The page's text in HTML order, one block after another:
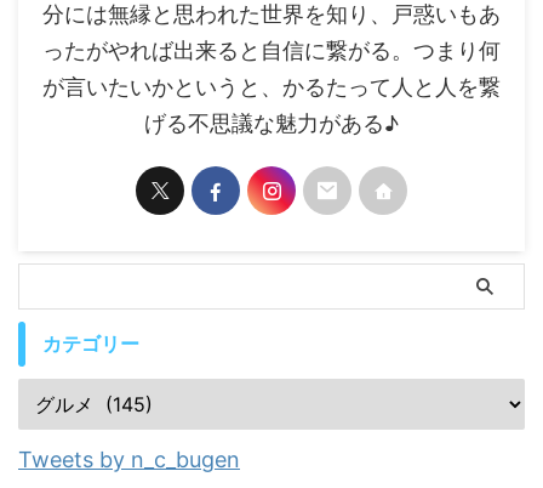
分には無縁と思われた世界を知り、戸惑いもあ
ったがやれば出来ると自信に繋がる。つまり何
が言いたいかというと、かるたって人と人を繋
げる不思議な魅力がある♪
カテゴリー
Tweets by n_c_bugen